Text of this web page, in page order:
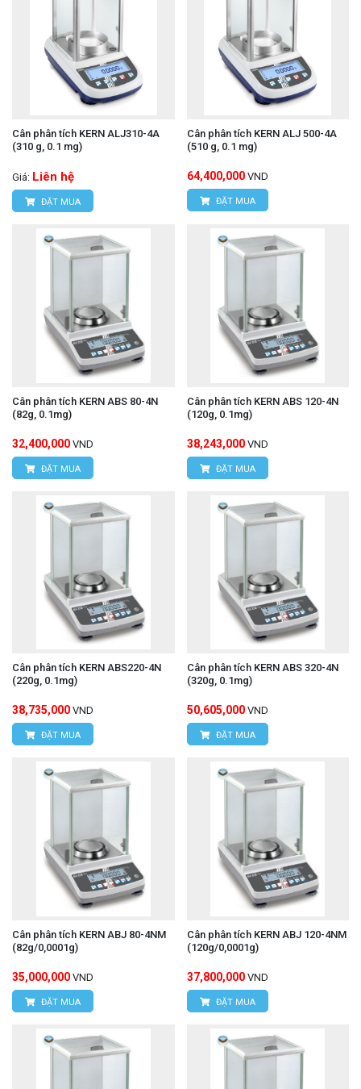
Cân phân tích KERN ALJ310-4A
(310 g, 0.1 mg)
Giá: Liên hệ
ĐẶT MUA
Cân phân tích KERN ALJ 500-4A
(510 g, 0.1 mg)
64,400,000 VND
ĐẶT MUA
Cân phân tích KERN ABS 80-4N
(82g, 0.1mg)
32,400,000 VND
ĐẶT MUA
Cân phân tích KERN ABS 120-4N
(120g, 0.1mg)
38,243,000 VND
ĐẶT MUA
Cân phân tích KERN ABS220-4N
(220g, 0.1mg)
38,735,000 VND
ĐẶT MUA
Cân phân tích KERN ABS 320-4N
(320g, 0.1mg)
50,605,000 VND
ĐẶT MUA
Cân phân tích KERN ABJ 80-4NM
(82g/0,0001g)
35,000,000 VND
ĐẶT MUA
Cân phân tích KERN ABJ 120-4NM
(120g/0,0001g)
37,800,000 VND
ĐẶT MUA